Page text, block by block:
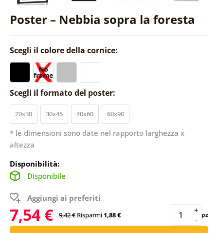
Poster – Nebbia sopra la foresta
Scegli il colore della cornice:
Scegli il formato del poster:
20x30 30x45 40x60 60x90
* le dimensioni sono date nel rapporto larghezza x
altezza
Disponibilità:
Disponibile
Aggiungi ai preferiti
7,54 € 9,42 € Risparmi1,88 € -
+ pz